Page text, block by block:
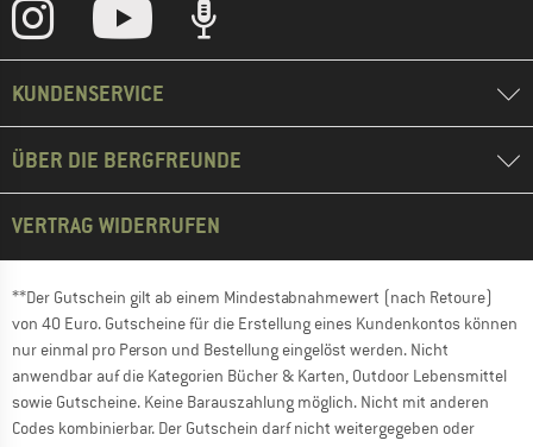
KUNDENSERVICE
ÜBER DIE BERGFREUNDE
VERTRAG WIDERRUFEN
**Der Gutschein gilt ab einem Mindestabnahmewert (nach Retoure)
von 40 Euro. Gutscheine für die Erstellung eines Kundenkontos können
nur einmal pro Person und Bestellung eingelöst werden. Nicht
anwendbar auf die Kategorien Bücher & Karten, Outdoor Lebensmittel
sowie Gutscheine. Keine Barauszahlung möglich. Nicht mit anderen
Codes kombinierbar. Der Gutschein darf nicht weitergegeben oder